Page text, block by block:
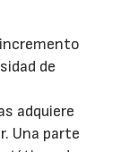
de
adquiere
Una parte